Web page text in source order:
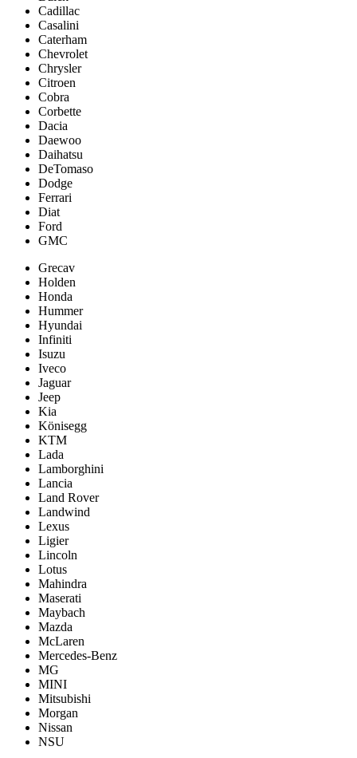
Cadillac
Casalini
Caterham
Chevrolet
Chrysler
Citroen
Cobra
Corbette
Dacia
Daewoo
Daihatsu
DeTomaso
Dodge
Ferrari
Diat
Ford
GMC
Grecav
Holden
Honda
Hummer
Hyundai
Infiniti
Isuzu
Iveco
Jaguar
Jeep
Kia
Könisegg
KTM
Lada
Lamborghini
Lancia
Land Rover
Landwind
Lexus
Ligier
Lincoln
Lotus
Mahindra
Maserati
Maybach
Mazda
McLaren
Mercedes-Benz
MG
MINI
Mitsubishi
Morgan
Nissan
NSU